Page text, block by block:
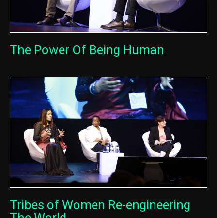
The Power Of Being Human
Tribes of Women Re-engineering